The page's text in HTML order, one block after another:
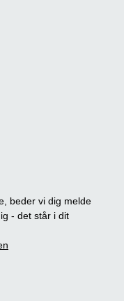
beder vi dig melde
- det står i dit